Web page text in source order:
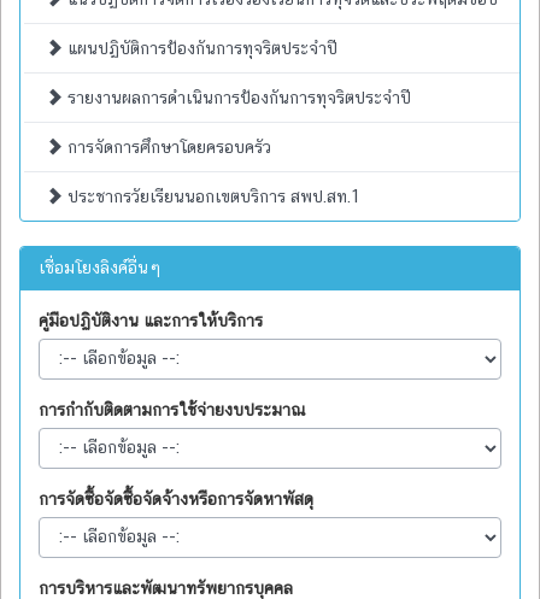
แผนปฏิบัติการป้องกันการทุจริตประจำปี
รายงานผลการดำเนินการป้องกันการทุจริตประจำปี
การจัดการศึกษาโดยครอบครัว
ประชากรวัยเรียนนอกเขตบริการ สพป.สท.1
เชื่อมโยงลิงค์อื่นๆ
คู่มือปฏิบัติงาน และการให้บริการ
การกำกับติดตามการใช้จ่ายงบประมาณ
การจัดซื้อจัดซื้อจัดจ้างหรือการจัดหาพัสดุ
การบริหารและพัฒนาทรัพยากรบุคคล